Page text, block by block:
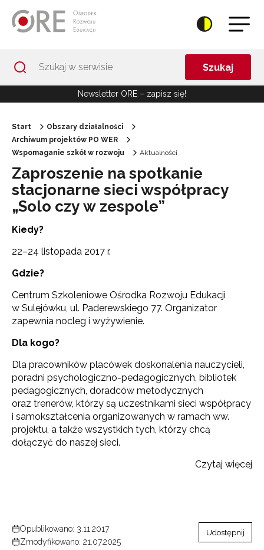
Szukaj
Newsletter ORE – zapisz się!
Start
Obszary działalności
Archiwum projektów PO WER
Wspomaganie szkół w rozwoju
Aktualności
Zaproszenie na spotkanie
stacjonarne sieci współpracy
„Solo czy w zespole”
Kiedy?
22–24 listopada 2017 r.
Gdzie?
Centrum Szkoleniowe Ośrodka Rozwoju Edukacji
w Sulejówku, ul. Paderewskiego 77. Organizator
zapewnia nocleg i wyżywienie.
Dla kogo?
Dla pracowników placówek doskonalenia nauczycieli,
poradni psychologiczno-pedagogicznych, bibliotek
pedagogicznych, doradców metodycznych
oraz trenerów, którzy są uczestnikami sieci współpracy
i samokształcenia organizowanych w ramach ww.
projektu, a także wszystkich tych, którzy chcą
dołączyć do naszej sieci.
Czytaj więcej
Opublikowano: 3.11.2017
Zmodyfikowano: 21.07.2025
Udostępnij